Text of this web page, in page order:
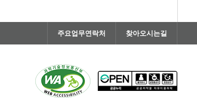
주요업무연락처 찾아오시는길